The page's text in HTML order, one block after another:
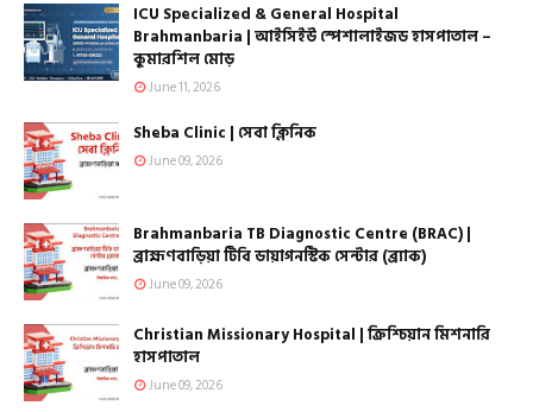
ICU Specialized & General Hospital
Brahmanbaria | আইসিইউ স্পেশালাইজড হাসপাতাল –
কুমারশিল মোড়
June 11, 2026
Sheba Clinic | সেবা ক্লিনিক
June 09, 2026
Brahmanbaria TB Diagnostic Centre (BRAC) |
ব্রাহ্মণবাড়িয়া টিবি ডায়াগনস্টিক সেন্টার (ব্র্যাক)
June 09, 2026
Christian Missionary Hospital | ক্রিশ্চিয়ান মিশনারি
হাসপাতাল
June 09, 2026